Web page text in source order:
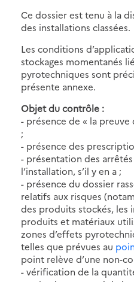
Ce dossier est tenu à la
des installations classées.
Les conditions
stockages momentanés
pyrotechniques sont
présente annexe.
Objet du contrôle :
- présence de « la
;
- présence des
- présentation des
l’installation, s’il y en a ;
- présence du dossier
relatifs aux risques
des produits stockés, les
produits et matériaux
zones d’effets
telles que prévues au
point relève d’une non-
- vérification de la